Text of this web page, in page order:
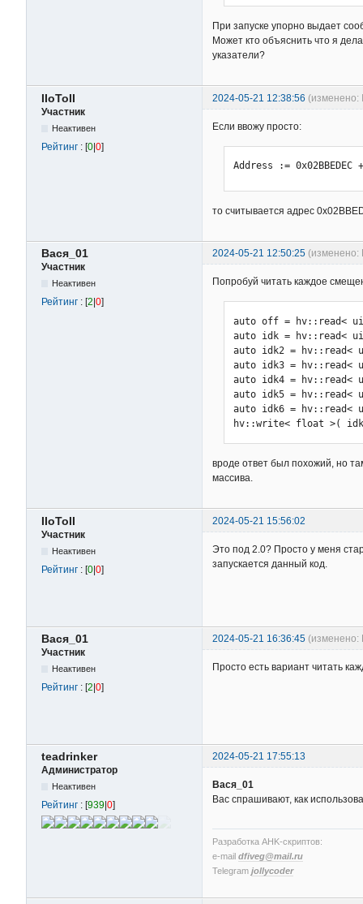
for i in offsets
{
Ret_1 :=
If(!Ret_1) {
MsgBox, Не
При запуске упорно выдает
Может кто объяснить что я
указатели?
IIoToII 2024-05-21 12:38:56 (изменено:
Участник
Неактивен
Рейтинг : [0|0]
Если ввожу просто:
Address :=
то считывается адрес
Вася_01 2024-05-21 12:50:25 (изменено:
Участник
Неактивен
Рейтинг : [2 0]
Попробуй читать каждое
auto off = hv::read<
auto idk = hv::read<
auto idk2 = hv::read<
auto idk3 = hv::read<
auto idk4 = hv::read<
auto idk5 = hv::read<
auto idk6 = hv::read<
hv::write< float >(
вроде ответ был похожий, но
массива.
IIoToII
2024-05-21 15:56:02
Участник
Неактивен
Рейтинг : [0|0]
Это под 2.0? Просто у меня
запускается данный код.
Вася_01 2024-05-21 16:36:45 (изменено:
Участник
Неактивен
Рейтинг : [2|0]
Просто есть вариант читать
teadrinker
2024-05-21 17:55:13
Администратор
Неактивен
Рейтинг : [939|0]
Вася_01
Вас спрашивают, как
Разработка AHK-скриптов:
e-mail dfiveg@mail.ru
Telegram jollycoder